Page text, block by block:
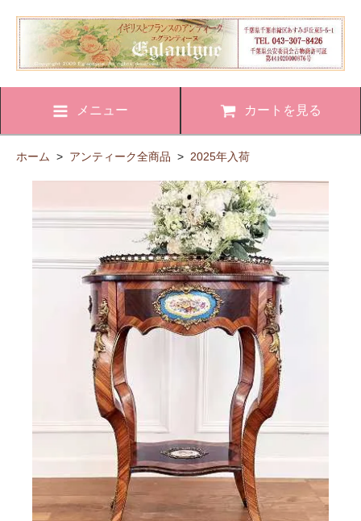
メニュー カートを見る
ホーム > アンティーク全商品 > 2025年入荷